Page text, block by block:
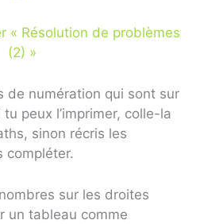
« Résolution de problèmes
(2) »
de numération qui sont sur
peux l’imprimer, colle-la
sinon récris les
compléter.
sur les droites
un tableau comme